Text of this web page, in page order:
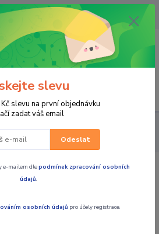
0,00 CZK
a ENDURO DRESY
Jersey bílá
KTM Pounce Jersey
slevu
slevu na první objednávku
zadat váš email
Odeslat
e-mailem dlepodmínek zpracování osobních
údajů.
osobních údajů pro účely registrace.